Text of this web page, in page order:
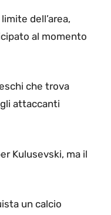
dell’area,
al momento
che trova
attaccanti
Kulusevski, ma il
un calcio